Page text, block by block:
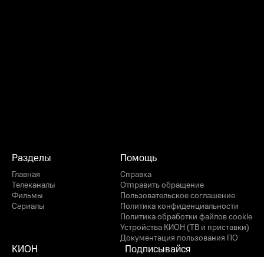
Разделы
Главная
Телеканалы
Фильмы
Сериалы
Помощь
Справка
Отправить обращение
Пользовательское соглашение
Политика конфиденциальности
Политика обработки файлов cookie
Устройства КИОН (ТВ и приставки)
Документация пользования ПО
КИОН Подписывайся